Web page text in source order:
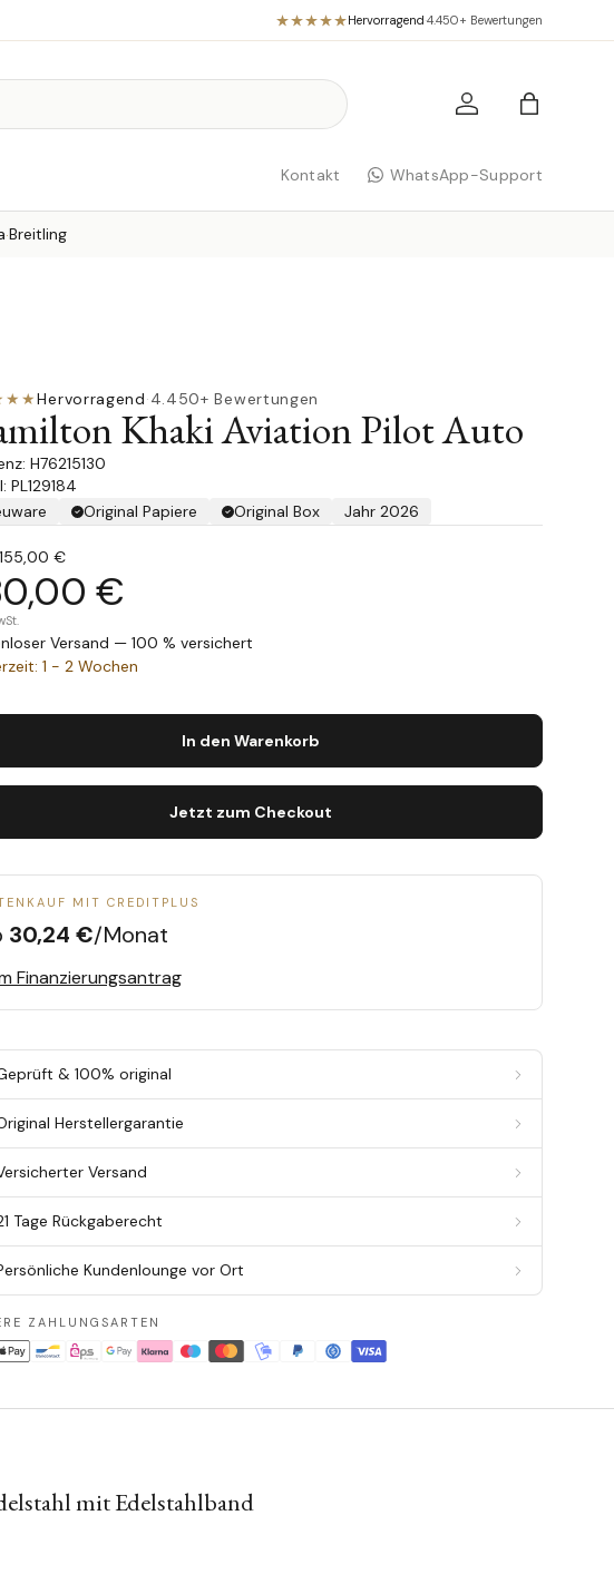
Hervorragend·4.450+ Bewertungen
Einloggen
Kontakt WhatsApp-Support
·Breitling
Hervorragend·4.450+ Bewertungen
Khaki Aviation Pilot Auto
H76215130
PL129184
Original Papiere Original Box Jahr 2026
€
€
Versand — 100 % versichert
1 - 2 Wochen
In den Warenkorb
Jetzt zum Checkout
MIT CREDITPLUS
30,24 €/Monat
Finanzierungsantrag
& 100% original
Herstellergarantie
Versand
Tage Rückgaberecht
Kundenlounge vor Ort
ZAHLUNGSARTEN
mit Edelstahlband